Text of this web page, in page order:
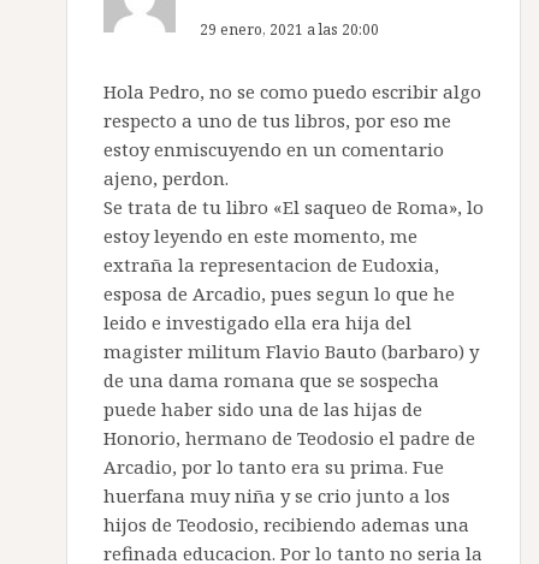
29 enero, 2021 a las 20:00
Hola Pedro, no se como puedo escribir algo
respecto a uno de tus libros, por eso me
estoy enmiscuyendo en un comentario
ajeno, perdon.
Se trata de tu libro «El saqueo de Roma», lo
estoy leyendo en este momento, me
extraña la representacion de Eudoxia,
esposa de Arcadio, pues segun lo que he
leido e investigado ella era hija del
magister militum Flavio Bauto (barbaro) y
de una dama romana que se sospecha
puede haber sido una de las hijas de
Honorio, hermano de Teodosio el padre de
Arcadio, por lo tanto era su prima. Fue
huerfana muy niña y se crio junto a los
hijos de Teodosio, recibiendo ademas una
refinada educacion. Por lo tanto no seria la